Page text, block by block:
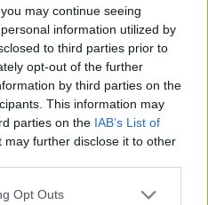
may continue seeing
information utilized by
to third parties prior to
opt-out of the further
by third parties on the
This information may
parties on the IAB’s List of
may further disclose it to other
Opt Outs
ότι «τώρα είναι η καλύτερη
από το ούτε πόλεμος
το Σάββατο – Πού η
βαθμούς